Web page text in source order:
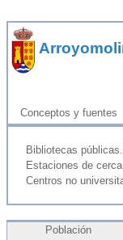
Conceptos y fuentes
Bibliotecas
Estaciones de
Centros no
Población